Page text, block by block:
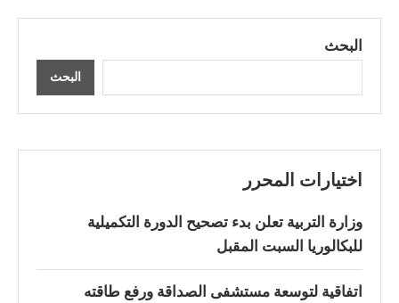
البحث
البحث
اختيارات المحرر
وزارة التربية تعلن بدء تصحيح الدورة التكميلية
للبكالوريا السبت المقبل
اتفاقية لتوسعة مستشفى الصداقة ورفع طاقته